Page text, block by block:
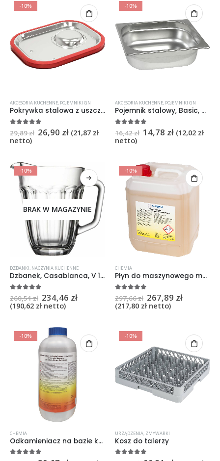
-10%
AKCESORIA KUCHENNE, POJEMNIKI GN
Pokrywka stalowa z uszczelką do pojemników, GN 1/4 Basic
29,89zł 26,90 zł (21,87 zł
netto)
-10%
AKCESORIA KUCHENNE, POJEMNIKI GN
Pojemnik stalowy, Basic, GN 1/2, H 65 mm
16,42zł 14,78 zł (12,02 zł
netto)
-10%
BRAK W MAGAZYNIE
DZBANKI, NACZYNIA KUCHENNE
Dzbanek, Casablanca, V 1,3 l 6szt.
260,51zł 234,46 zł
(190,62 zł netto)
-10%
CHEMIA
Płyn do maszynowego mycia naczyń, V 10 l
297,66zł 267,89 zł
(217,80 zł netto)
-10%
CHEMIA
Odkamieniacz na bazie kwasu cytrynowego, V 1 l
-10%
URZĄDZENIA, ZMYWARKI
Kosz do talerzy